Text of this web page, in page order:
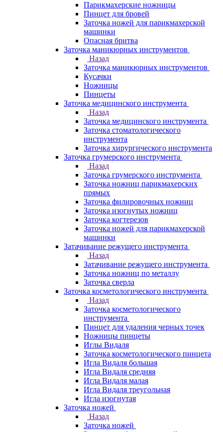
Парикмахерские ножницы
Пинцет для бровей
Заточка ножей для парикмахерской
машинки
Опасная бритва
Заточка маникюрных инструментов
Назад
Заточка маникюрных инструментов
Кусачки
Ножницы
Пинцеты
Заточка медицинского инструмента
Назад
Заточка медицинского инструмента
Заточка стоматологического
инструмента
Заточка хирургического инструмента
Заточка грумерского инструмента
Назад
Заточка грумерского инструмента
Заточка ножниц парикмахерских
прямых
Заточка филировочных ножниц
Заточка изогнутых ножниц
Заточка когтерезов
Заточка ножей для парикмахерской
машинки
Затачивание режущего инструмента
Назад
Затачивание режущего инструмента
Заточка ножниц по металлу
Заточка сверла
Заточка косметологического инструмента
Назад
Заточка косметологического
инструмента
Пинцет для удаления черных точек
Ножницы пинцеты
Иглы Видаля
Заточка косметологического пинцета
Игла Видаля большая
Игла Видаля средняя
Игла Видаля малая
Игла Видаля треугольная
Игла изогнутая
Заточка ножей
Назад
Заточка ножей